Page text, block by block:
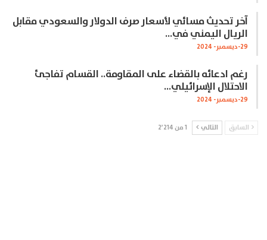
آخر تحديث مسائي لأسعار صرف الدولار والسعودي مقابل
الريال اليمني في…
29-ديسمبر- 2024
رغم ادعائه بالقضاء على المقاومة.. القسام تفاجئ
الاحتلال الإسرائيلي…
29-ديسمبر- 2024
السابق التالي 1 من 2٬214